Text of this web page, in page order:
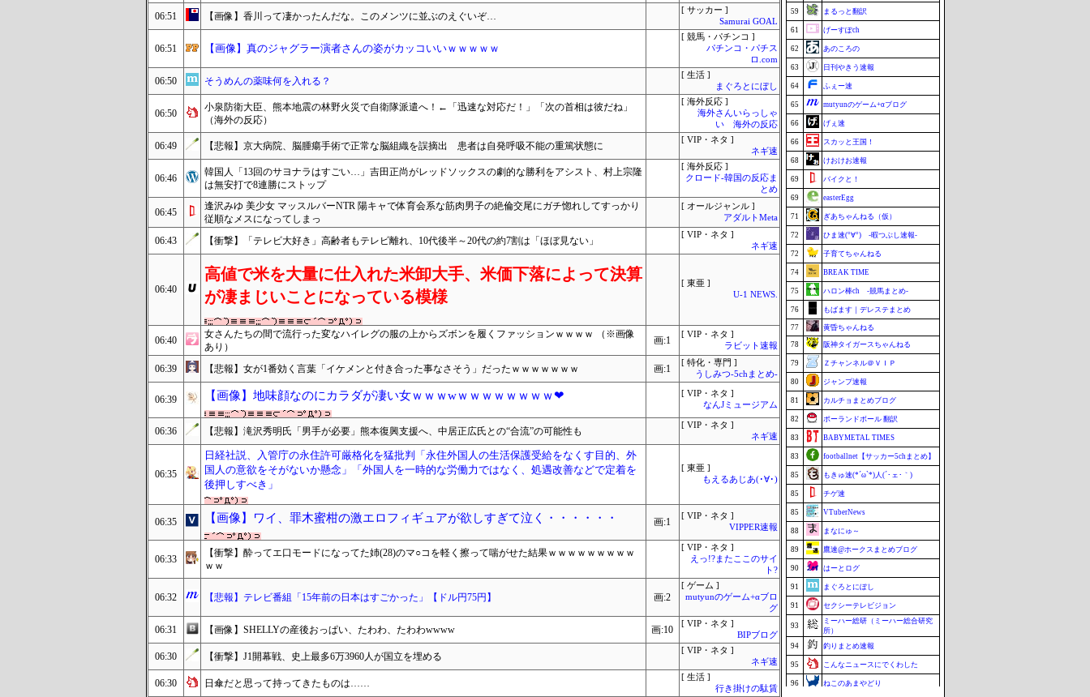
06:51 【画像】香川って凄かったんだな。このメンツに並ぶのえぐいぞ…
[ サッカー ]
Samurai GOAL
06:51 【画像】真のジャグラー演者さんの姿がカッコいいｗｗｗｗｗ
[ 競馬・パチンコ ]
パチンコ・パチス
ロ.com
06:50 そうめんの薬味何を入れる？
[ 生活 ]
まぐろとにぼし
06:50
小泉防衛大臣、熊本地震の林野火災で自衛隊派遣へ！←「迅速な対応だ！」「次の首相は彼だね」
（海外の反応）
[ 海外反応 ]
海外さんいらっしゃ
い 海外の反応
06:49 【悲報】京大病院、脳腫瘍手術で正常な脳組織を誤摘出 患者は自発呼吸不能の重篤状態に
[ VIP・ネタ ]
ネギ速
06:46
韓国人「13回のサヨナラはすごい…」吉田正尚がレッドソックスの劇的な勝利をアシスト、村上宗隆
は無安打で8連勝にストップ
[ 海外反応 ]
クロード-韓国の反応ま
とめ
06:45
逢沢みゆ 美少女 マッスルバーNTR 陽キャで体育会系な筋肉男子の絶倫交尾にガチ惚れしてすっかり
従順なメスになってしまっ
[ オールジャンル ]
アダルトMeta
06:43 【衝撃】「テレビ大好き」高齢者もテレビ離れ、10代後半～20代の約7割は「ほぼ見ない」
[ VIP・ネタ ]
ネギ速
06:40
高値で米を大量に仕入れた米卸大手、米価下落によって決算
が凄まじいことになっている模様
[ 東亜 ]
U-1 NEWS.
06:40
女さんたちの間で流行った変なハイレグの服の上からズボンを履くファッションｗｗｗｗ （※画像
あり）
画:1
[ VIP・ネタ ]
ラビット速報
06:39 【悲報】女が1番効く言葉「イケメンと付き合った事なさそう」だったｗｗｗｗｗｗｗ 画:1
[ 特化・専門 ]
うしみつ-5chまとめ-
06:39 【画像】地味顔なのにカラダが凄い女ｗｗｗwｗｗｗｗｗｗｗｗ❤
[ VIP・ネタ ]
なんJミュージアム
06:36 【悲報】滝沢秀明氏「男手が必要」熊本復興支援へ、中居正広氏との“合流”の可能性も
[ VIP・ネタ ]
ネギ速
06:35
日経社説、入管庁の永住許可厳格化を猛批判「永住外国人の生活保護受給をなくす目的、外
国人の意欲をそがないか懸念」「外国人を一時的な労働力ではなく、処遇改善などで定着を
後押しすべき」
[ 東亜 ]
もえるあじあ(･∀･)
06:35 【画像】ワイ、罪木蜜柑の激エロフィギュアが欲しすぎて泣く・・・・・・ 画:1
[ VIP・ネタ ]
VIPPER速報
06:33
【衝撃】酔ってエ口モードになってた姉(28)のマ○コを軽く擦って喘がせた結果ｗｗｗｗｗｗｗｗｗ
ｗｗ
[ VIP・ネタ ]
えっ!?またここのサイ
ト?
06:32 【悲報】テレビ番組「15年前の日本はすごかった」【ドル円75円】 画:2
[ ゲーム ]
mutyunのゲーム+αブロ
グ
06:31 【画像】SHELLYの産後おっぱい、たわわ、たわわwwww 画:10
[ VIP・ネタ ]
BIPブログ
06:30 【衝撃】J1開幕戦、史上最多6万3960人が国立を埋める
[ VIP・ネタ ]
ネギ速
06:30 日傘だと思って持ってきたものは……
[ 生活 ]
行き掛けの駄賃
59 まるっと翻訳
61 げーすぽch
62 あのころの
63 日刊やきう速報
64 ふぇー速
65 mutyunのゲーム+αブログ
66 げぇ速
66 スカッと王国！
68 けおけお速報
69 バイクと！
69 easterEgg
71 ぎあちゃんねる（仮）
72 ひま速(°∀°) -暇つぶし速報-
72 子育てちゃんねる
74 BREAK TIME
75 ハロン棒ch -競馬まとめ-
76 もばます｜デレステまとめ
77 黄昏ちゃんねる
78 阪神タイガースちゃんねる
79 Ｚチャンネル＠ＶＩＰ
80 ジャンプ速報
81 カルチョまとめブログ
82 ポーランドボール 翻訳
83 BABYMETAL TIMES
83 footballnet【サッカー5chまとめ】
85 もきゅ速(*´ω`*)人(´･ェ･｀)
85 チゲ速
85 VTuberNews
88 まなにゅ～
89 鷹速@ホークスまとめブログ
90 はーとログ
91 まぐろとにぼし
91 セクシーテレビジョン
93
ミーハー総研（ミーハー総合研究
所）
94
釣りまとめ速報
95 こんなニュースにでくわした
96 ねこのあまやどり